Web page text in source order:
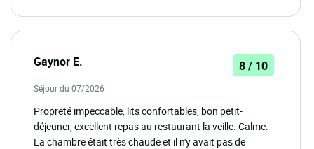
Gaynor E. 8 / 10
Séjour du 07/2026
Propreté impeccable, lits confortables, bon petit-
déjeuner, excellent repas au restaurant la veille. Calme.
La chambre était très chaude et il n'y avait pas de